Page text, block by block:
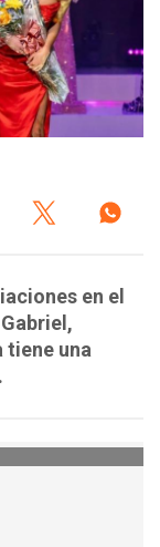
en el
tiene una